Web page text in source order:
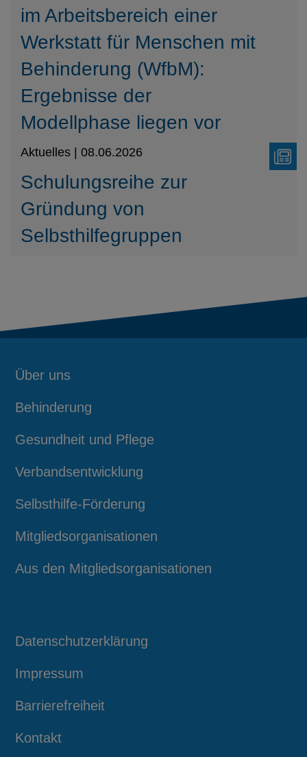
im Arbeitsbereich einer
Werkstatt für Menschen mit
Behinderung (WfbM):
Ergebnisse der
Modellphase liegen vor
Schulungsreihe zur
Gründung von
Selbsthilfegruppen
Aktuelles | 08.06.2026
Über uns
Behinderung
Gesundheit und Pflege
Verbandsentwicklung
Selbsthilfe-Förderung
Mitgliedsorganisationen
Aus den Mitgliedsorganisationen
Datenschutzerklärung
Impressum
Barrierefreiheit
Kontakt